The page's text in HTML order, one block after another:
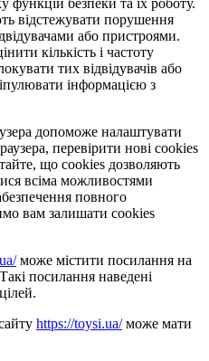
відстежувати порушення
або пристроями.
кількість і частоту
тих відвідувачів або
інформацією з
допоможе налаштувати
перевірити нові cookies
що cookies дозволяють
всіма можливостями
повного
вам залишати cookies
може містити посилання на
посилання наведені
https://toysi.ua/може мати